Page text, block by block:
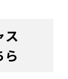
ス
ら